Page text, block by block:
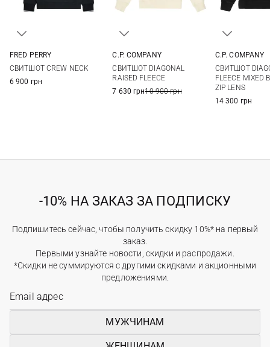
FRED PERRY
СВИТШОТ CREW NECK
6 900 грн
C.P. COMPANY
СВИТШОТ DIAGONAL
RAISED FLEECE
7 630 грн10 900 грн
XXL
3XL
C.P. COMPANY
СВИТШОТ
FLEECE MIXED
ZIP LENS
14 300 грн
-10% НА ЗАКАЗ ЗА ПОДПИСКУ
Подпишитесь сейчас, чтобы получить скидку 10%* на первый
заказ.
Первыми узнайте новости, скидки и распродажи.
*Скидки не суммируются с другими скидками и акционными
предложениями.
МУЖЧИНАМ